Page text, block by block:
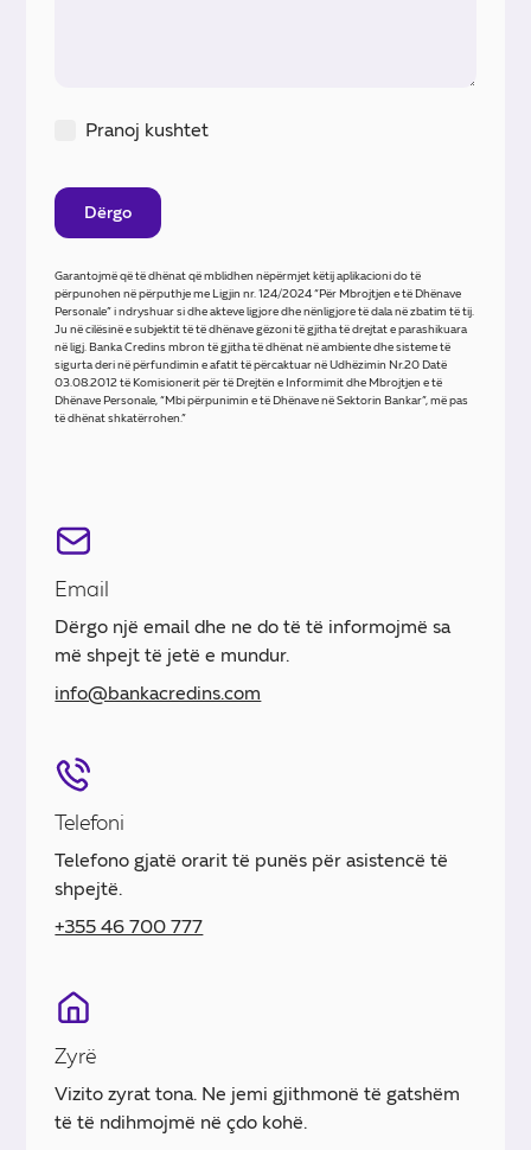
Pranoj kushtet
Garantojmë që të dhënat që mblidhen nëpërmjet këtij aplikacioni do të
përpunohen në përputhje me Ligjin nr. 124/2024 “Për Mbrojtjen e të Dhënave
Personale” i ndryshuar si dhe akteve ligjore dhe nënligjore të dala në zbatim të tij.
Ju në cilësinë e subjektit të të dhënave gëzoni të gjitha të drejtat e parashikuara
në ligj. Banka Credins mbron të gjitha të dhënat në ambiente dhe sisteme të
sigurta deri në përfundimin e afatit të përcaktuar në Udhëzimin Nr.20 Datë
03.08.2012 të Komisionerit për të Drejtën e Informimit dhe Mbrojtjen e të
Dhënave Personale, “Mbi përpunimin e të Dhënave në Sektorin Bankar”, më pas
të dhënat shkatërrohen.”
Email
Dërgo një email dhe ne do të të informojmë sa
më shpejt të jetë e mundur.
info@bankacredins.com
Telefoni
Telefono gjatë orarit të punës për asistencë të
shpejtë.
+355 46 700 777
Zyrë
Vizito zyrat tona. Ne jemi gjithmonë të gatshëm
të të ndihmojmë në çdo kohë.